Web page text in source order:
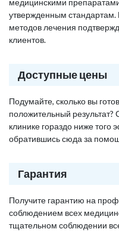
медицинскими
утвержденным стандартам.
методов лечения
клиентов.
Доступные цены
Подумайте, сколько вы
положительный результат?
клинике гораздо ниже того
обратившись сюда за
Гарантия
Получите гарантию на
соблюдением всех
тщательном соблюдении